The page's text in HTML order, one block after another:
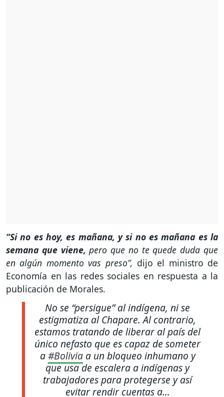
“Si no es hoy, es mañana, y si no es mañana es la
semana que viene, pero que no te quede duda que
en algún momento vas preso”, dijo el ministro de
Economía en las redes sociales en respuesta a la
publicación de Morales.
No se “persigue” al indígena, ni se
estigmatiza al Chapare. Al contrario,
estamos tratando de liberar al país del
único nefasto que es capaz de someter
a#Boliviaa un bloqueo inhumano y
que usa de escalera a indígenas y
trabajadores para protegerse y así
evitar rendir cuentas a…